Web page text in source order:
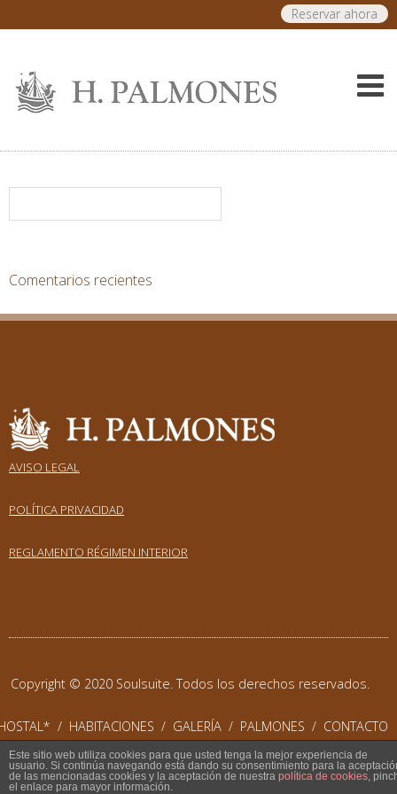
Reservar ahora
Comentarios recientes
AVISO LEGAL
POLÍTICA PRIVACIDAD
REGLAMENTO RÉGIMEN INTERIOR
Copyright © 2020 Soulsuite. Todos los derechos reservados.
/ HABITACIONES / GALERÍA / PALMONES / CONTACTO
Este sitio web utiliza cookies para que usted tenga la mejor experiencia de
usuario. Si continúa navegando está dando su consentimiento para la
de las mencionadas cookies y la aceptación de nuestra política de cookies,
el enlace para mayor información.